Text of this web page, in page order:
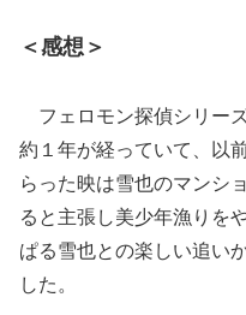
＜感想＞
フェロモン探偵シリー
約１年が経っていて、以
らった映は雪也のマンシ
ると主張し美少年漁りを
ぱる雪也との楽しい追い
した。